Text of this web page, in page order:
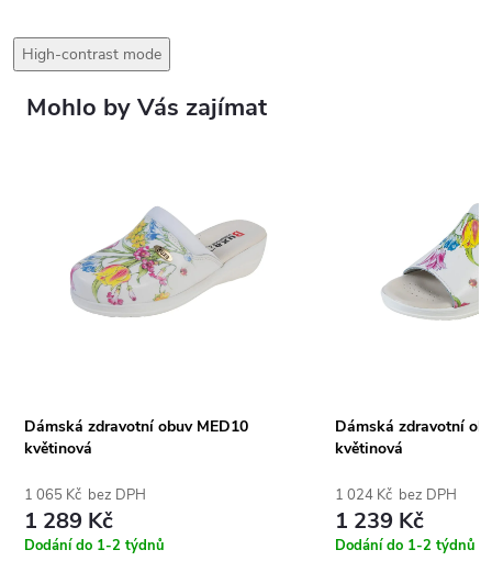
High-contrast mode
Mohlo by Vás zajímat
Dámská zdravotní obuv MED10
květinová
1 065 Kč bez DPH
1 289 Kč
Dodání do 1-2 týdnů
Dámská zdravotní
květinová
1 024 Kč bez DPH
1 239 Kč
Dodání do 1-2 týdnů